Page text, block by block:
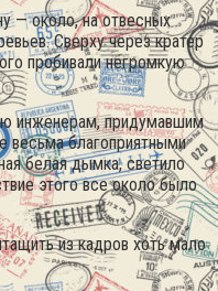
— около, на отвесных
Сверху через кратер
пробивали негромкую
инженерам, придумавшим
весьма благоприятными
белая дымка, светило
этого все около было
из кадров хоть мало